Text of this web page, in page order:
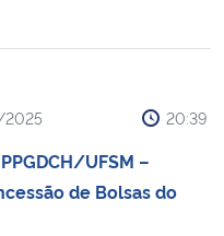
20:39
UFSM –
de Bolsas do